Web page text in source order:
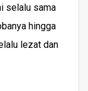
selalu sama
hingga
lezat dan